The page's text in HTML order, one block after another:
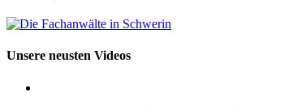
Unsere neusten Videos